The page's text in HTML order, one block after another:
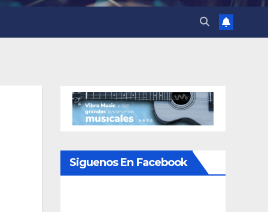
Siguenos En Facebook